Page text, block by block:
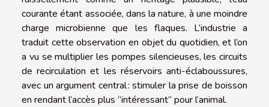
courante étant associée, dans la nature, à une moindre
charge microbienne que les flaques. L’industrie a
traduit cette observation en objet du quotidien, et l’on
a vu se multiplier les pompes silencieuses, les circuits
de recirculation et les réservoirs anti-éclaboussures,
avec un argument central : stimuler la prise de boisson
en rendant l’accès plus “intéressant” pour l’animal.